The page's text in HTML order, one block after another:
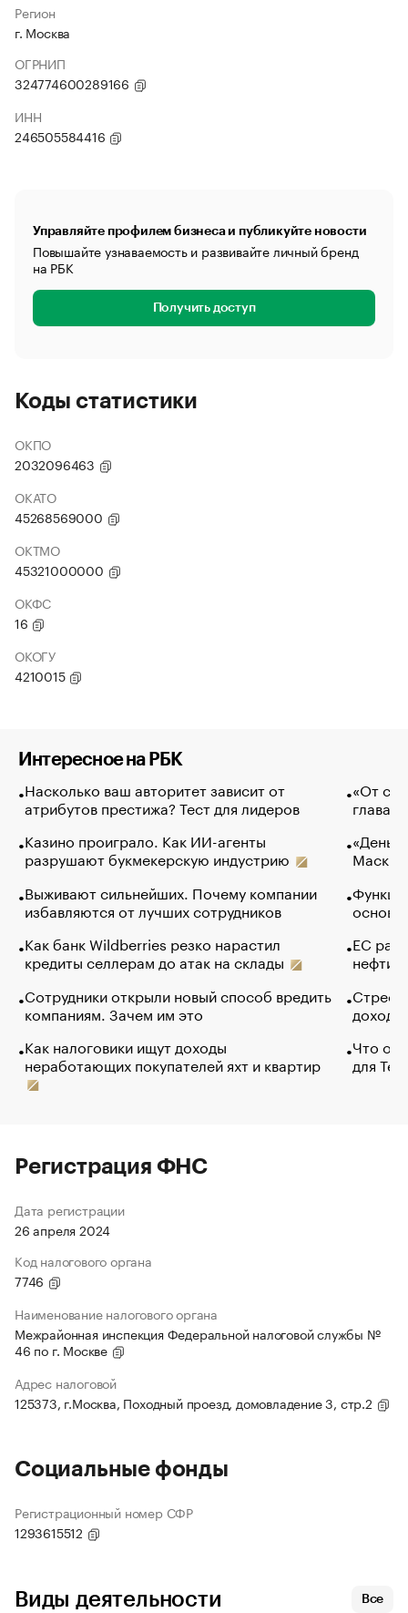
Регион
г. Москва
ОГРНИП
324774600289166
ИНН
246505584416
Управляйте профилем бизнеса и публикуйте новости
Повышайте узнаваемость и развивайте личный бренд
на РБК
Получить доступ
Коды статистики
ОКПО
2032096463
ОКАТО
45268569000
ОКТМО
45321000000
ОКФС
16
ОКОГУ
4210015
Интересное на РБК
Насколько ваш авторитет зависит от
атрибутов престижа? Тест для лидеров
Казино проиграло. Как ИИ-агенты
разрушают букмекерскую индустрию
Выживают сильнейших. Почему компании
избавляются от лучших сотрудников
Как банк Wildberries резко нарастил
кредиты селлерам до атак на склады
Сотрудники открыли новый способ вредить
компаниям. Зачем им это
Как налоговики ищут доходы
неработающих покупателей яхт и квартир
«От
глава
Маск в
основ
ЕС
нефти
Что
для
Регистрация ФНС
Дата регистрации
26 апреля 2024
Код налогового органа
7746
Наименование налогового органа
Межрайонная инспекция Федеральной налоговой службы №
46 по г. Москве
Адрес налоговой
125373, г.Москва, Походный проезд, домовладение 3, стр.2
Социальные фонды
Регистрационный номер СФР
1293615512
Виды деятельности Все